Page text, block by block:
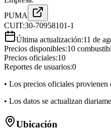
PUMA
CUIT:30-70958101-1
Última actualización:11 de
Precios disponibles:10
Precios oficiales:10
Reportes de usuarios:0
• Los precios oficiales provienen
• Los datos se actualizan
Ubicación